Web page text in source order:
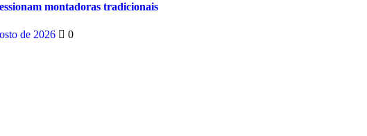
montadoras tradicionais
de 2026 0